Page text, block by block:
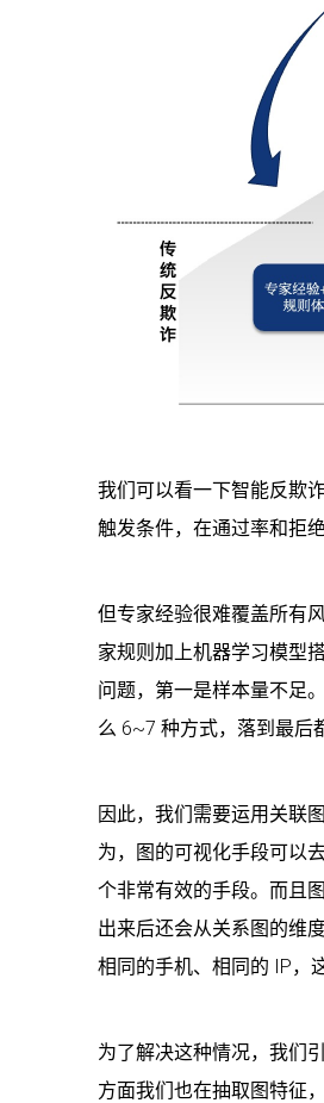
我们可以看一下智能反欺
触发条件，在通过率和拒
但专家经验很难覆盖所有
家规则加上机器学习模型
问题，第一是样本量不足
么 6~7 种方式，落到最后
因此，我们需要运用关联
为，图的可视化手段可以
个非常有效的手段。而且
出来后还会从关系图的维
相同的手机、相同的 IP，
为了解决这种情况，我们
方面我们也在抽取图特征